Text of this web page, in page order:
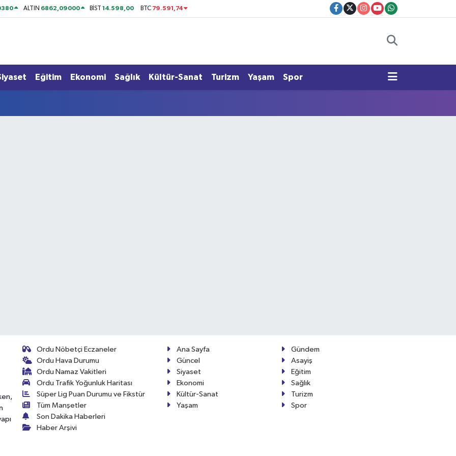
ALTIN 6862,09000 BİST14.598,00 BTC 79.591,74
Eğitim Ekonomi Sağlık Kültür-Sanat Turizm Yaşam Spor
Ordu Nöbetçi Eczaneler
Ordu Hava Durumu
Ordu Namaz Vakitleri
Ordu Trafik Yoğunluk Haritası
Süper Lig Puan Durumu ve Fikstür
Tüm Manşetler
Son Dakika Haberleri
Haber Arşivi
Ana Sayfa
Gündem
Güncel
Asayiş
Siyaset
Eğitim
Ekonomi
Sağlık
Kültür-Sanat
Turizm
Yaşam
Spor